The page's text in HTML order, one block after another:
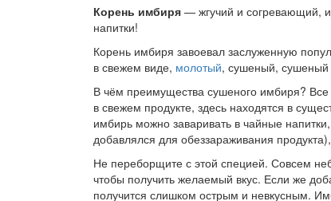
Корень имбиря — жгучий и согревающий,
напитки!
Корень имбиря завоевал заслуженную
в свежем виде, молотый, сушеный, сушеный
В чём преимущества сушеного имбиря?
в свежем продукте, здесь находятся в
имбирь можно заваривать в чайные
добавлялся для обеззараживания
Не переборщите с этой специей. Совсем
чтобы получить желаемый вкус. Если же
получится слишком острым и невкусным.